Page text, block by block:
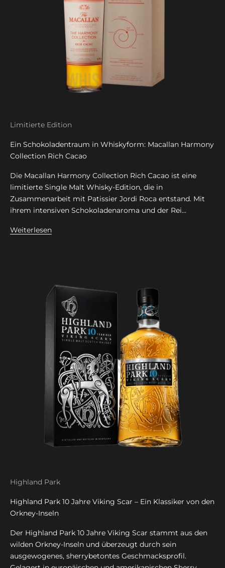
Limitierte Edition
Ein Schokoladentraum in Whiskyform: Macallan Harmony
Collection Rich Cacao
Die Macallan Harmony Collection Rich Cacao ist eine
limitierte Single Malt Whisky-Edition, die in
Zusammenarbeit mit Patissier Jordi Roca entstand. Mit
ihrem intensiven Schokoladenaroma und der Rei...
Weiterlesen
Highland Park
Highland Park 10 Jahre Viking Scar – Ein Klassiker von den
Orkney-Inseln
Der Highland Park 10 Jahre Viking Scar stammt aus den
wilden Orkney-Inseln und überzeugt durch sein
ausgewogenes, sherrybetontes Geschmacksprofil.